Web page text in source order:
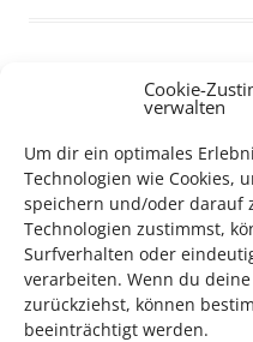
Cookie-
verwalten
Um dir ein optimales
Technologien wie Cookies,
speichern und/oder darauf
Technologien zustimmst,
Surfverhalten oder
verarbeiten. Wenn du
zurückziehst, können
beeinträchtigt werden.
Das Kulturparkett freut sich
Mithilfe im Bereich
melden Sie sich unter
*KULTURTIPP SOMMERPAUSE: